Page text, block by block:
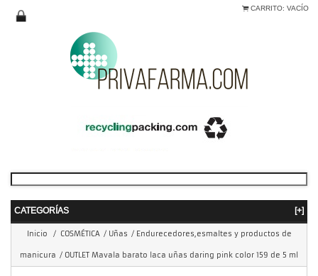
CARRITO: VACÍO
CATEGORÍAS [+]
Inicio / COSMÉTICA / Uñas / Endurecedores,esmaltes y productos de
manicura / OUTLET Mavala barato laca uñas daring pink color 159 de 5 ml